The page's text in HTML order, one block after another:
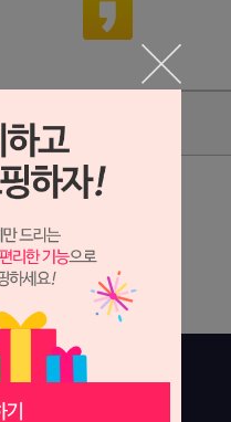
뷰
해 보실 수 있습니다.